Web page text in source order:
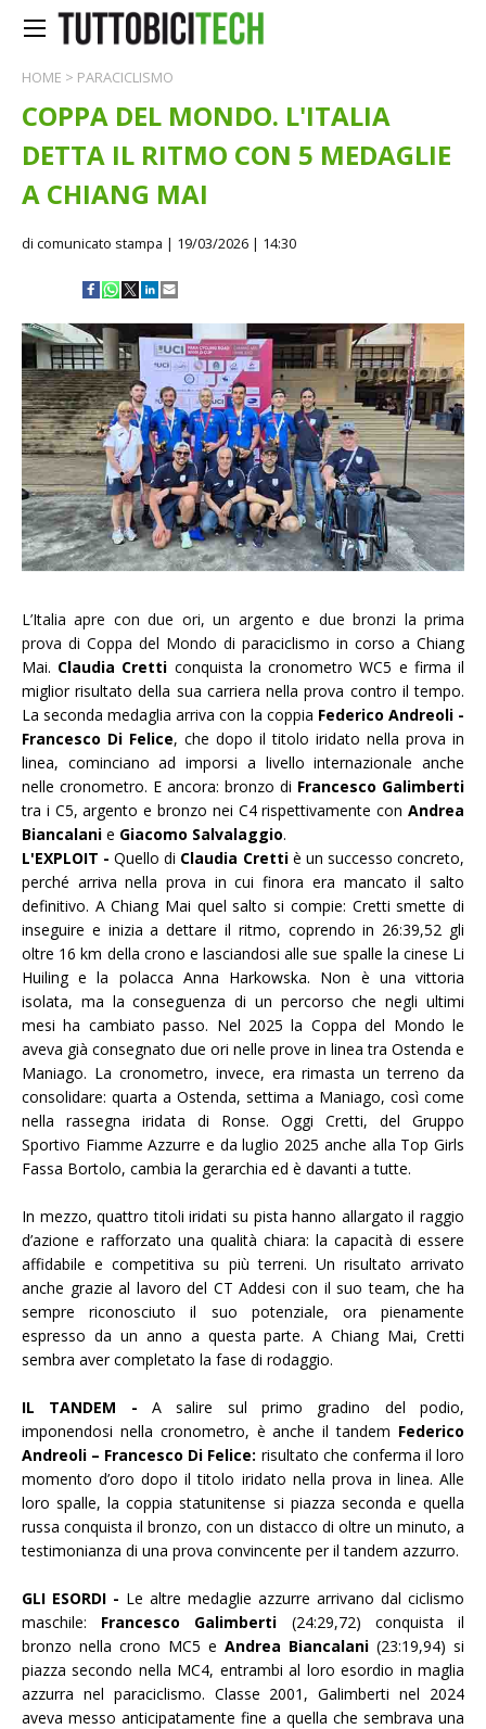
HOME > PARACICLISMO
COPPA DEL MONDO. L'ITALIA
DETTA IL RITMO CON 5 MEDAGLIE
A CHIANG MAI
di comunicato stampa | 19/03/2026 | 14:30
L’Italia apre con due ori, un argento e due bronzi la prima
prova di Coppa del Mondo di paraciclismo in corso a Chiang
Mai. Claudia Cretti conquista la cronometro WC5 e firma il
miglior risultato della sua carriera nella prova contro il tempo.
La seconda medaglia arriva con la coppia Federico Andreoli -
Francesco Di Felice, che dopo il titolo iridato nella prova in
linea, cominciano ad imporsi a livello internazionale anche
nelle cronometro. E ancora: bronzo di Francesco Galimberti
tra i C5, argento e bronzo nei C4 rispettivamente con Andrea
Biancalani e Giacomo Salvalaggio.
L'EXPLOIT - Quello di Claudia Crettiè un successo concreto,
perché arriva nella prova in cui finora era mancato il salto
definitivo. A Chiang Mai quel salto si compie: Cretti smette di
inseguire e inizia a dettare il ritmo, coprendo in 26:39,52 gli
oltre 16 km della crono e lasciandosi alle sue spalle la cinese Li
Huiling e la polacca Anna Harkowska. Non è una vittoria
isolata, ma la conseguenza di un percorso che negli ultimi
mesi ha cambiato passo. Nel 2025 la Coppa del Mondo le
aveva già consegnato due ori nelle prove in linea tra Ostenda e
Maniago. La cronometro, invece, era rimasta un terreno da
consolidare: quarta a Ostenda, settima a Maniago, così come
nella rassegna iridata di Ronse. Oggi Cretti, del Gruppo
Sportivo Fiamme Azzurre e da luglio 2025 anche alla Top Girls
Fassa Bortolo, cambia la gerarchia ed è davanti a tutte.
In mezzo, quattro titoli iridati su pista hanno allargato il raggio
d’azione e rafforzato una qualità chiara: la capacità di essere
affidabile e competitiva su più terreni. Un risultato arrivato
anche grazie al lavoro del CT Addesi con il suo team, che ha
sempre riconosciuto il suo potenziale, ora pienamente
espresso da un anno a questa parte. A Chiang Mai, Cretti
sembra aver completato la fase di rodaggio.
IL TANDEM - A salire sul primo gradino del podio,
imponendosi nella cronometro, è anche il tandem Federico
Andreoli – Francesco Di Felice: risultato che conferma il loro
momento d’oro dopo il titolo iridato nella prova in linea. Alle
loro spalle, la coppia statunitense si piazza seconda e quella
russa conquista il bronzo, con un distacco di oltre un minuto, a
testimonianza di una prova convincente per il tandem azzurro.
GLI ESORDI - Le altre medaglie azzurre arrivano dal ciclismo
maschile: Francesco Galimberti (24:29,72) conquista il
bronzo nella crono MC5 e Andrea Biancalani (23:19,94) si
piazza secondo nella MC4, entrambi al loro esordio in maglia
azzurra nel paraciclismo. Classe 2001, Galimberti nel 2024
aveva messo anticipatamente fine a quella che sembrava una